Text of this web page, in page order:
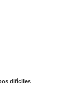
difíciles